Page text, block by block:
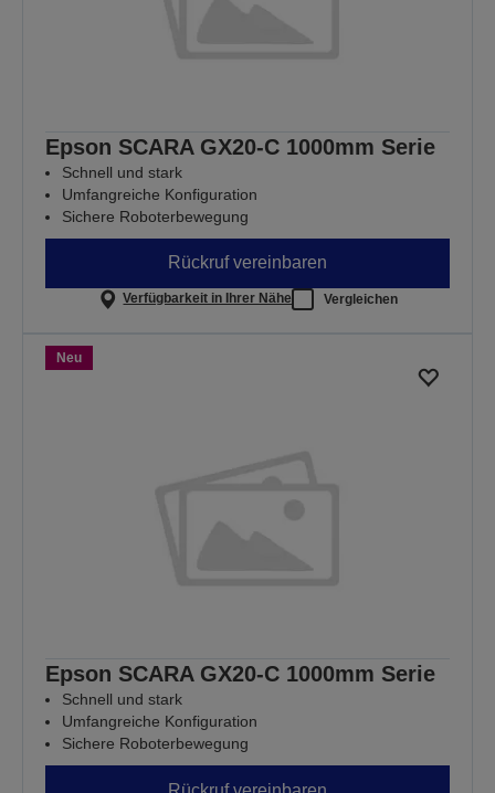
Epson SCARA GX20-C 1000mm Serie
Schnell und stark
Umfangreiche Konfiguration
Sichere Roboterbewegung
Rückruf vereinbaren
Verfügbarkeit in Ihrer Nähe Vergleichen
Neu
Epson SCARA GX20-C 1000mm Serie
Schnell und stark
Umfangreiche Konfiguration
Sichere Roboterbewegung